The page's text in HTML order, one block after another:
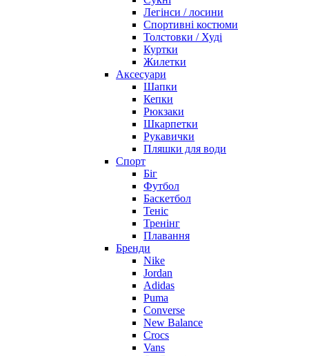
Легінси / лосини
Спортивні костюми
Толстовки / Худі
Куртки
Жилетки
Аксесуари
Шапки
Кепки
Рюкзаки
Шкарпетки
Рукавички
Пляшки для води
Спорт
Біг
Футбол
Баскетбол
Теніс
Тренінг
Плавання
Бренди
Nike
Jordan
Adidas
Puma
Converse
New Balance
Crocs
Vans